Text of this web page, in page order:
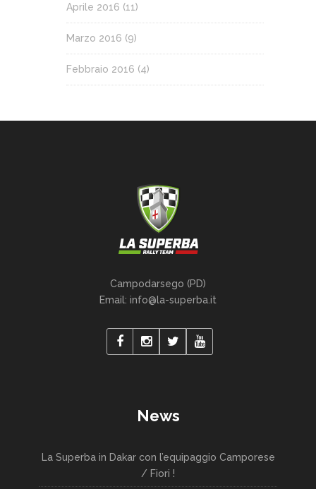
Aprile 2016 (11)
Marzo 2016 (9)
Febbraio 2016 (4)
Campodarsego (PD)
Email: info@la-superba.it
News
La Superba in Dakar con l’equipaggio Camporese
/ Fiori !